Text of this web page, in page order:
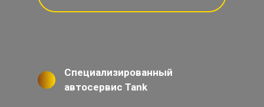
Специализированный
автосервис Tank